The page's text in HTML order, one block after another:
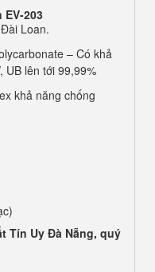
203
Loan.
– Có khả
UB lên tới 99,99%
khả năng chống
Tín Uy Đà Nẵng, quý